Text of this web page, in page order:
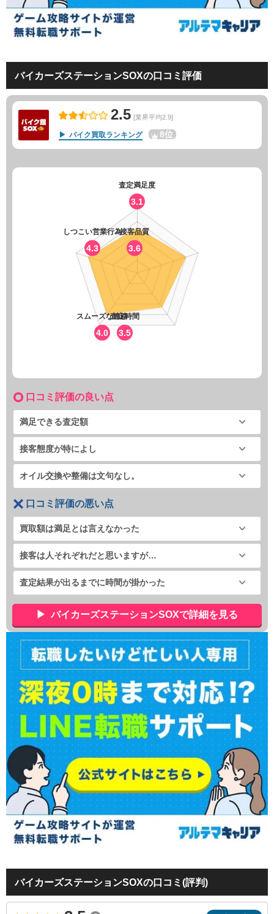
バイカーズステーションSOXの口コミ評価
2.5 [業界平均2.9]
バイク買取ランキング 8位
査定満足度
3.1
接客品質
3.6
査定時間
3.5
スムーズな連絡
4.0
しつこい営業行為
4.3
口コミ評価の良い点
満足できる査定額
接客態度が特によし
オイル交換や整備は文句なし。
口コミ評価の悪い点
買取額は満足とは言えなかった
接客は人それぞれだと思いますが…
査定結果が出るまでに時間が掛かった
バイカーズステーションSOXで詳細を見る
バイカーズステーションSOXの口コミ(評判)